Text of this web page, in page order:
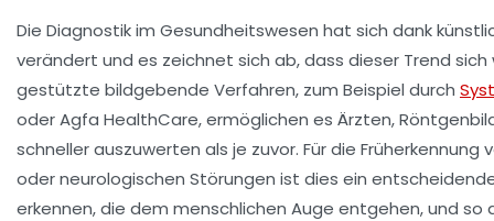
Die Diagnostik im Gesundheitswesen hat sich dank
verändert und es zeichnet sich ab, dass dieser Trend
gestützte bildgebende Verfahren, zum Beispiel durch
oder Agfa HealthCare, ermöglichen es Ärzten,
schneller auszuwerten als je zuvor. Für die Früherkennung
oder neurologischen Störungen ist dies ein
erkennen, die dem menschlichen Auge entgehen, und